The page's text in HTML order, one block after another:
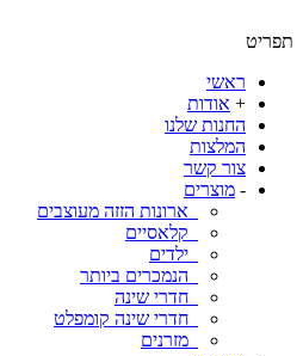
תפריט
ראשי
+ אודות
החנות שלנו
המלצות
צור קשר
- מוצרים
ארונות הזזה מעוצבים
קלאסיים
ילדים
הנמכרים ביותר
חדרי שינה
חדרי שינה קומפלט
מזרנים